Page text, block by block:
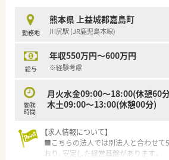
勤務地
熊本県 上益城郡嘉島町
川尻駅 (JR鹿児島本線)
給与
年収550万円～600万円
※経験考慮
勤務
時間
月火水金09:00～18:00(休憩60
木土09:00～13:00(休憩00分)
【求人情報について】
■こちらの法人では別法人と合わせて
おり、安定した経営基盤があります。